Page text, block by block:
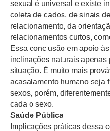
sexual é universal e existe
coleta de dados, de sinais
relacionamento, da
relacionamentos curtos,
Essa conclusão em apoio
inclinações naturais apenas
situação. É muito mais
acasalamento humano seja
sexos, porém,
cada o sexo.
Saúde Pública
Implicações práticas dessa